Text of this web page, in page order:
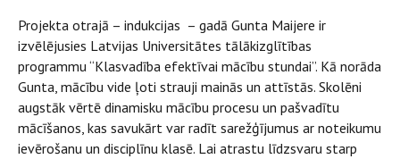
Projekta otrajā – indukcijas – gadā Gunta Maijere ir
izvēlējusies Latvijas Universitātes tālākizglītības
programmu “Klasvadība efektīvai mācību stundai”. Kā norāda
Gunta, mācību vide ļoti strauji mainās un attīstās. Skolēni
augstāk vērtē dinamisku mācību procesu un pašvadītu
mācīšanos, kas savukārt var radīt sarežģījumus ar noteikumu
ievērošanu un disciplīnu klasē. Lai atrastu līdzsvaru starp